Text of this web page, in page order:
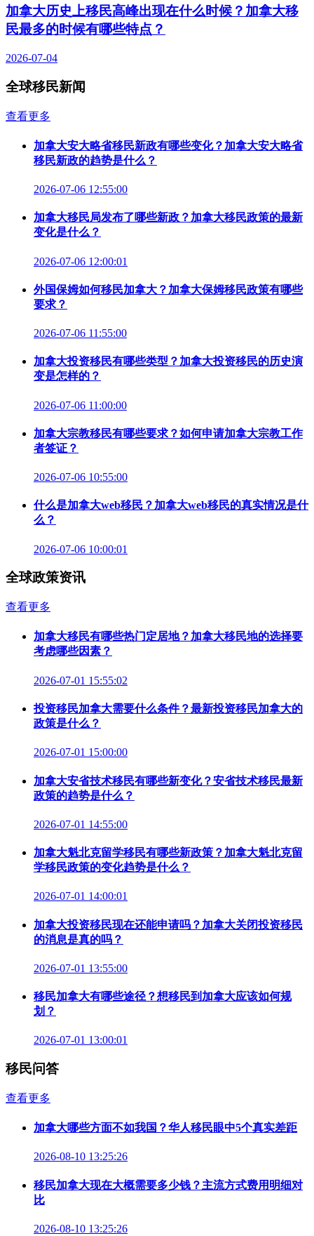
加拿大历史上移民高峰出现在什么时候？加拿大移
民最多的时候有哪些特点？
2026-07-04
全球移民新闻
查看更多
加拿大安大略省移民新政有哪些变化？加拿大安大略省
移民新政的趋势是什么？
2026-07-06 12:55:00
加拿大移民局发布了哪些新政？加拿大移民政策的最新
变化是什么？
2026-07-06 12:00:01
外国保姆如何移民加拿大？加拿大保姆移民政策有哪些
要求？
2026-07-06 11:55:00
加拿大投资移民有哪些类型？加拿大投资移民的历史演
变是怎样的？
2026-07-06 11:00:00
加拿大宗教移民有哪些要求？如何申请加拿大宗教工作
者签证？
2026-07-06 10:55:00
什么是加拿大web移民？加拿大web移民的真实情况是什
么？
2026-07-06 10:00:01
全球政策资讯
查看更多
加拿大移民有哪些热门定居地？加拿大移民地的选择要
考虑哪些因素？
2026-07-01 15:55:02
投资移民加拿大需要什么条件？最新投资移民加拿大的
政策是什么？
2026-07-01 15:00:00
加拿大安省技术移民有哪些新变化？安省技术移民最新
政策的趋势是什么？
2026-07-01 14:55:00
加拿大魁北克留学移民有哪些新政策？加拿大魁北克留
学移民政策的变化趋势是什么？
2026-07-01 14:00:01
加拿大投资移民现在还能申请吗？加拿大关闭投资移民
的消息是真的吗？
2026-07-01 13:55:00
移民加拿大有哪些途径？想移民到加拿大应该如何规
划？
2026-07-01 13:00:01
移民问答
查看更多
加拿大哪些方面不如我国？华人移民眼中5个真实差距
2026-08-10 13:25:26
移民加拿大现在大概需要多少钱？主流方式费用明细对
比
2026-08-10 13:25:26